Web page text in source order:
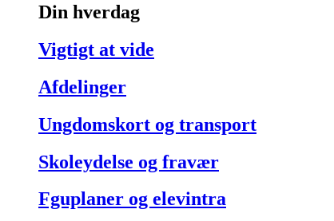
Din hverdag
Vigtigt at vide
Afdelinger
Ungdomskort og transport
Skoleydelse og fravær
Fguplaner og elevintra